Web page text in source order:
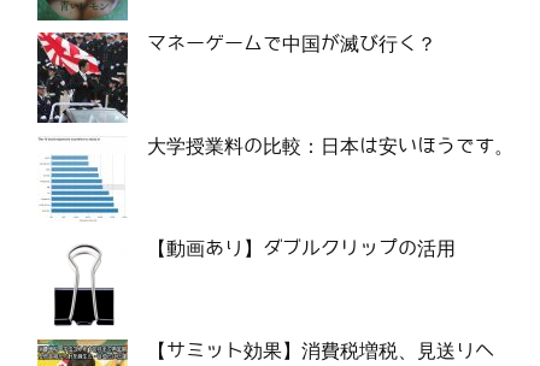
マネーゲームで中国が滅び行く？
大学授業料の比較：日本は安いほうです。
【動画あり】ダブルクリップの活用
【サミット効果】消費税増税、見送りへ